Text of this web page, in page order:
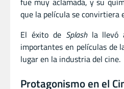
que la película se convirtiera
El éxito de Splashla llevó
importantes en películas de
lugar en la industria del cine.
Protagonismo en el